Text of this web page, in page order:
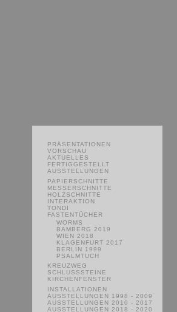
PRÄSENTATIONEN
VORSCHAU
AKTUELLES
FERTIGGESTELLT
AUSSTELLUNGEN
PAPIERSCHNITTE
MESSERSCHNITTE
HOLZSCHNITTE
INTERAKTION
TONDI
FASTENTÜCHER
WORMS
BAMBERG 2019
WIEN 2018
KLAGENFURT 2017
BERLIN 1999
PSALMTUCH
KREUZWEG
SCHLUSSSTEINE
KIRCHENFENSTER
INSTALLATIONEN
AUSSTELLUNGEN 1998 - 2009
AUSSTELLUNGEN 2010 - 2017
AUSSTELLUNGEN 2018 - 2020